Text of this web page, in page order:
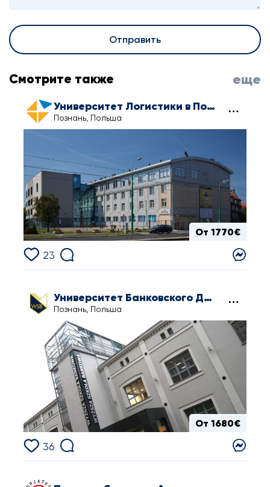
Отправить
Смотрите также еще
Университет Логистики в Познани
Познань, Польша
От 1770€
23
Университет Банковского Дела в Познани
Познань, Польша
От 1680€
36